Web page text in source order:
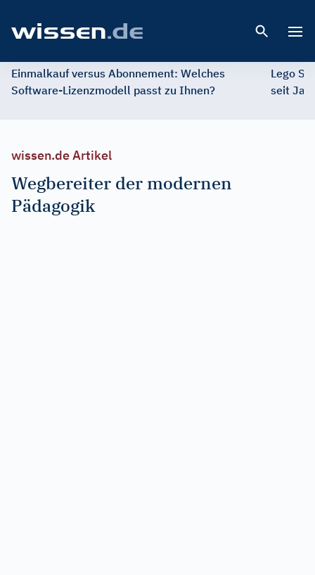
Einmalkauf versus Abonnement: Welches
Software-Lizenzmodell passt zu Ihnen?
Lego
seit
wissen.de Artikel
Wegbereiter der modernen
Pädagogik